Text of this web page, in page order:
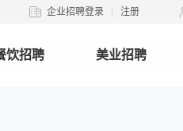
企业招聘登录 注册
饮招聘 美业招聘